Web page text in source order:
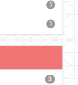
1
1
3